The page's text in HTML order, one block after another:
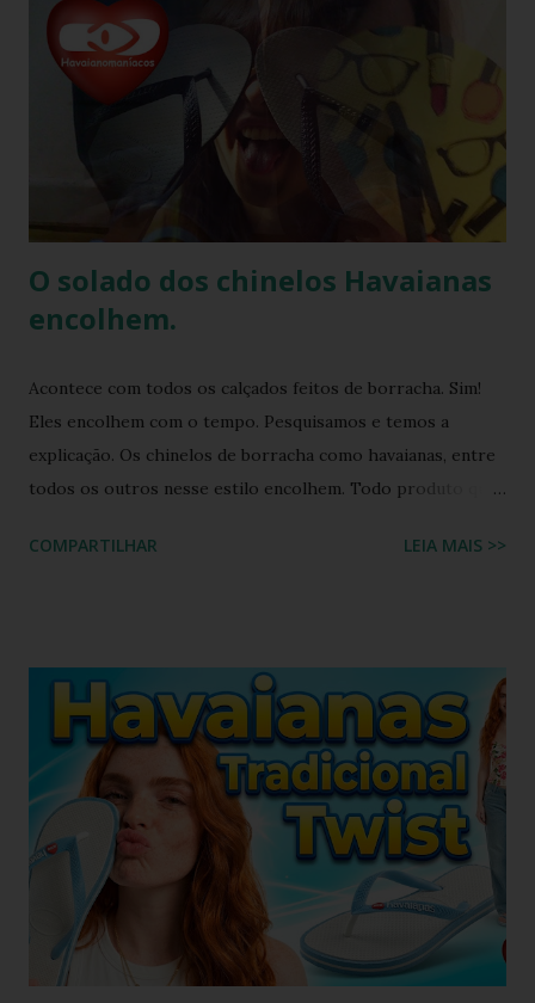
também oferece bolsas, mochilas e acessórios, solidificando
sua presença na moda e na cultura popular. A Havaianas tem
colaborado com diversas marcas e celebridades ao longo
dos anos, criando coleções limitadas e edições especiais de
seus produtos. Amplamente conhecida por seus esforços
de responsabilidade social e ambiental, a havaianas
O solado dos chinelos Havaianas
encolhem.
Acontece com todos os calçados feitos de borracha. Sim!
Eles encolhem com o tempo. Pesquisamos e temos a
explicação. Os chinelos de borracha como havaianas, entre
todos os outros nesse estilo encolhem. Todo produto que
tanto do calor quanto do frio, ou seja, durante o processo
será molhado e exposto ao sol, sendo assim o chinelo pode
encolher de 1 a 2 cm. A comprovação é simples, se você
utilizar o chinelo adquirido no ano passado você verá que
ele está mais justo ao seu pé e se comprar um novo e
medir com o antigo a diferença irá aparecer também,
portanto não se assustem, chinelo de borracha encolhe
sim! * Fonte:
https://www.facebook.com/stillozcuritiba/posts/5438109
29037645 Logo temos que ter o cuidado de comprar os
chi...
COMPARTILHAR LEIA MAIS >>